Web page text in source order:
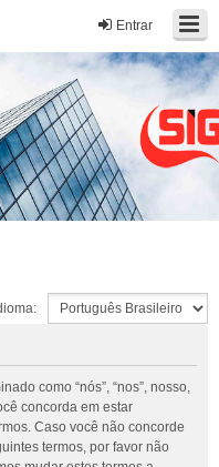
Entrar
como “nós”, “nos”, nosso,
concorda em estar
Caso você não concorde
termos, por favor não